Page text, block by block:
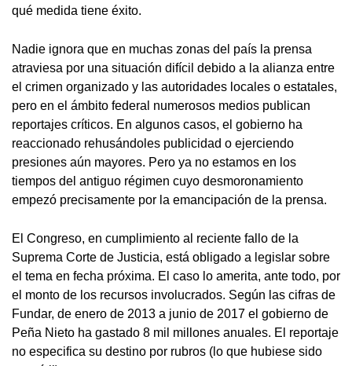
qué medida tiene éxito.
Nadie ignora que en muchas zonas del país la prensa
atraviesa por una situación difícil debido a la alianza entre
el crimen organizado y las autoridades locales o estatales,
pero en el ámbito federal numerosos medios publican
reportajes críticos. En algunos casos, el gobierno ha
reaccionado rehusándoles publicidad o ejerciendo
presiones aún mayores. Pero ya no estamos en los
tiempos del antiguo régimen cuyo desmoronamiento
empezó precisamente por la emancipación de la prensa.
El Congreso, en cumplimiento al reciente fallo de la
Suprema Corte de Justicia, está obligado a legislar sobre
el tema en fecha próxima. El caso lo amerita, ante todo, por
el monto de los recursos involucrados. Según las cifras de
Fundar, de enero de 2013 a junio de 2017 el gobierno de
Peña Nieto ha gastado 8 mil millones anuales. El reportaje
no especifica su destino por rubros (lo que hubiese sido